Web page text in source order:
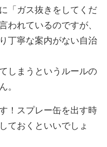
「ガス抜きをしてくだ
われているのですが、
丁寧な案内がない自治
しまうというルールの
。
！スプレー缶を出す時
ておくといいでしょ